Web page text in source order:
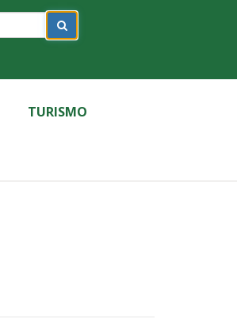
TURISMO